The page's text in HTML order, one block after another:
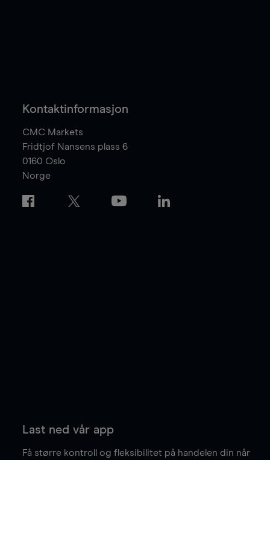
Kontaktinformasjon
CMC Markets
Fridtjof Nansens plass 6
0160 Oslo
Norge
Last ned vår app
Få større kontroll og fleksibilitet på handelen din når